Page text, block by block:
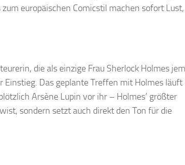
europäischen Comicstil machen sofort
die als einzige Frau Sherlock Holmes
Einstieg. Das geplante Treffen mit Holmes läuft
Arsène Lupin vor ihr – Holmes’ größter
sondern setzt auch direkt den Ton für die